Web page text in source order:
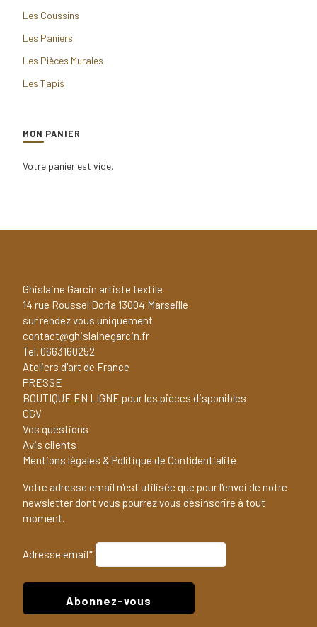
Les Coussins
Les Paniers
Les Pièces Murales
Les Tapis
MON PANIER
Votre panier est vide.
Ghislaine Garcin artiste textile
14 rue Roussel Doria 13004 Marseille
sur rendez vous uniquement
contact@ghislainegarcin.fr
Tel. 0663160252
Ateliers d'art de France
PRESSE
BOUTIQUE EN LIGNE pour les pièces disponibles
CGV
Vos questions
Avis clients
Mentions légales & Politique de Confidentialité
Votre adresse email n'est utilisée que pour l'envoi de notre
newsletter dont vous pourrez vous désinscrire à tout
moment.
Adresse email*